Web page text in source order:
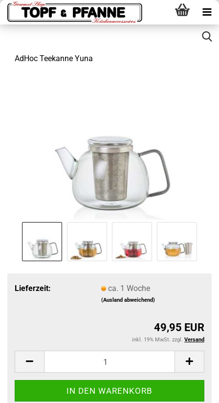
AdHoc Teekanne Yuna
Lieferzeit: ca. 1 Woche
(Ausland abweichend)
49,95 EUR
inkl. 19% MwSt. zzgl. Versand